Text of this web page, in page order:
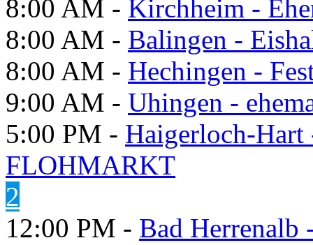
8:00 AM - Kirchheim -
8:00 AM - Balingen -
8:00 AM - Hechingen -
9:00 AM - Uhingen -
5:00 PM - Haigerloch-
FLOHMARKT
2
12:00 PM - Bad Herrenalb